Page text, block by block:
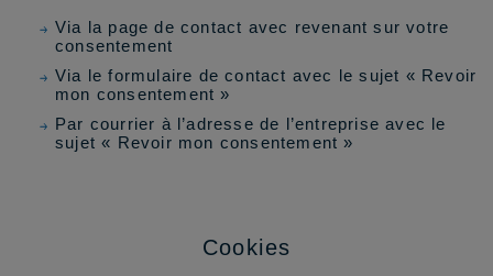
Via la page de contact avec revenant sur votre
consentement
Via le formulaire de contact avec le sujet « Revoir
mon consentement »
Par courrier à l’adresse de l’entreprise avec le
sujet « Revoir mon consentement »
Cookies